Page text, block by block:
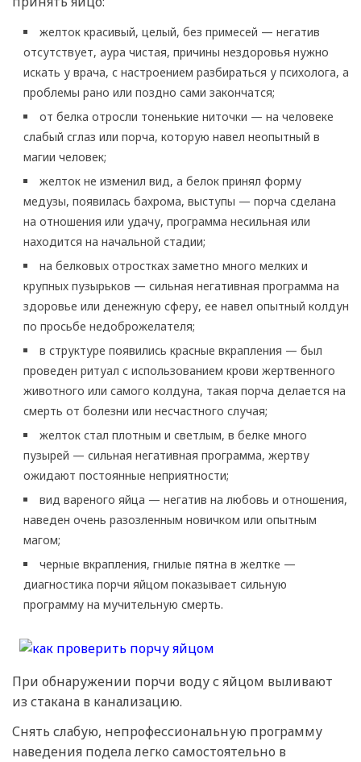
желток красивый, целый, без примесей — негатив
отсутствует, аура чистая, причины нездоровья нужно
искать у врача, с настроением разбираться у психолога, а
проблемы рано или поздно сами закончатся;
от белка отросли тоненькие ниточки — на человеке
слабый сглаз или порча, которую навел неопытный в
магии человек;
желток не изменил вид, а белок принял форму
медузы, появилась бахрома, выступы — порча сделана
на отношения или удачу, программа несильная или
находится на начальной стадии;
на белковых отростках заметно много мелких и
крупных пузырьков — сильная негативная программа на
здоровье или денежную сферу, ее навел опытный колдун
по просьбе недоброжелателя;
в структуре появились красные вкрапления — был
проведен ритуал с использованием крови жертвенного
животного или самого колдуна, такая порча делается на
смерть от болезни или несчастного случая;
желток стал плотным и светлым, в белке много
пузырей — сильная негативная программа, жертву
ожидают постоянные неприятности;
вид вареного яйца — негатив на любовь и отношения,
наведен очень разозленным новичком или опытным
магом;
черные вкрапления, гнилые пятна в желтке —
диагностика порчи яйцом показывает сильную
программу на мучительную смерть.
При обнаружении порчи воду с яйцом выливают
из стакана в канализацию.
Снять слабую, непрофессиональную программу
наведения подела легко самостоятельно в